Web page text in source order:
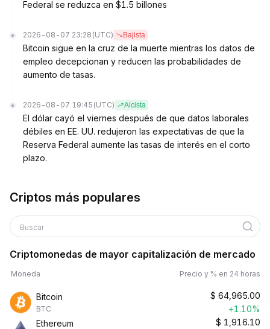
Federal se reduzca en $1.5 billones
2026-08-07 23:28 (UTC) Bajista
Bitcoin sigue en la cruz de la muerte mientras los datos de
empleo decepcionan y reducen las probabilidades de
aumento de tasas.
2026-08-07 19:45 (UTC) Alcista
El dólar cayó el viernes después de que datos laborales
débiles en EE. UU. redujeron las expectativas de que la
Reserva Federal aumente las tasas de interés en el corto
plazo.
Criptos más populares
Buscar
Criptomonedas de mayor capitalización de mercado
Moneda Precio y % en 24 horas
Bitcoin
BTC
$ 64,965.00
+1.10%
Ethereum
$ 1,916.10